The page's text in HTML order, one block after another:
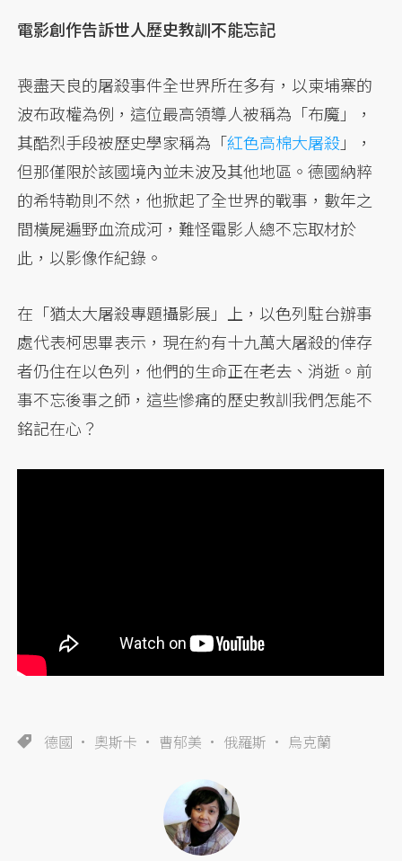
電影創作告訴世人歷史教訓不能忘記
喪盡天良的屠殺事件全世界所在多有，以柬埔寨的
波布政權為例，這位最高領導人被稱為「布魔」，
其酷烈手段被歷史學家稱為「紅色高棉大屠殺」，
但那僅限於該國境內並未波及其他地區。德國納粹
的希特勒則不然，他掀起了全世界的戰事，數年之
間橫屍遍野血流成河，難怪電影人總不忘取材於
此，以影像作紀錄。
在「猶太大屠殺專題攝影展」上，以色列駐台辦事
處代表柯思畢表示，現在約有十九萬大屠殺的倖存
者仍住在以色列，他們的生命正在老去、消逝。前
事不忘後事之師，這些慘痛的歷史教訓我們怎能不
銘記在心？
德國 奧斯卡 曹郁美 俄羅斯 烏克蘭